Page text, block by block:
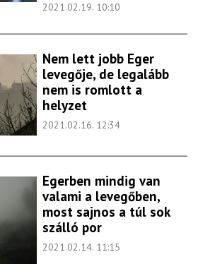
2021.02.19. 10:10
Nem lett jobb Eger
levegője, de legalább
nem is romlott a
helyzet
2021.02.16. 12:34
Egerben mindig van
valami a levegőben,
most sajnos a túl sok
szálló por
2021.02.14. 11:15